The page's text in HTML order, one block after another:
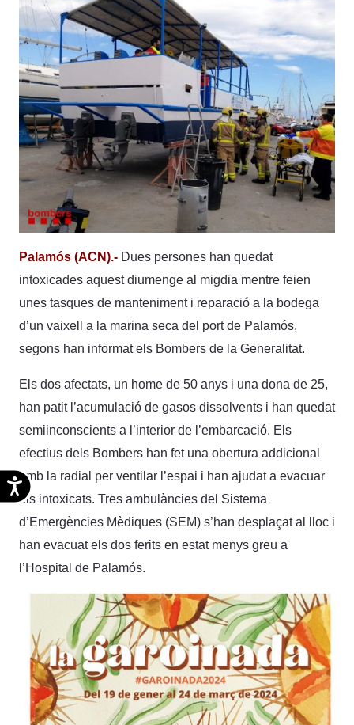
Accesibilidad
Palamós (ACN).- Dues persones han quedat
intoxicades aquest diumenge al migdia mentre feien
unes tasques de manteniment i reparació a la bodega
d’un vaixell a la marina seca del port de Palamós,
segons han informat els Bombers de la Generalitat.
Els dos afectats, un home de 50 anys i una dona de 25,
han patit l’acumulació de gasos dissolvents i han quedat
semiinconscients a l’interior de l’embarcació. Els
efectius dels Bombers han fet una obertura addicional
amb la radial per ventilar l’espai i han ajudat a evacuar
els intoxicats. Tres ambulàncies del Sistema
d’Emergències Mèdiques (SEM) s’han desplaçat al lloc i
han evacuat els dos ferits en estat menys greu a
l’Hospital de Palamós.